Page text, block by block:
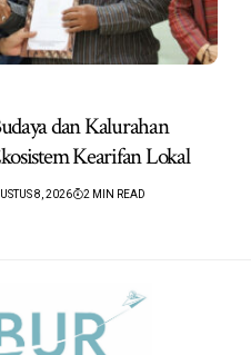
dan Kalurahan
Kearifan Lokal
8, 2026 2 MIN READ